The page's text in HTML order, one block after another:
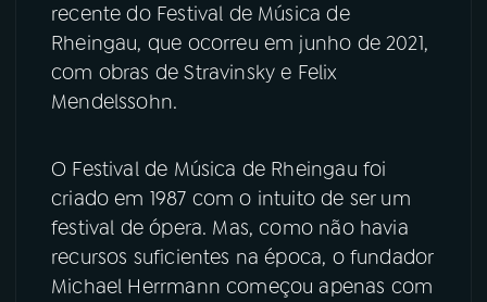
ACOMPANHE A RÁDIO MEC
YouTube
TikTok
recente do Festival de Música de
Rheingau, que ocorreu em junho de 2021,
com obras de Stravinsky e Felix
Mendelssohn.
O Festival de Música de Rheingau foi
criado em 1987 com o intuito de ser um
festival de ópera. Mas, como não havia
recursos suficientes na época, o fundador
Michael Herrmann começou apenas com